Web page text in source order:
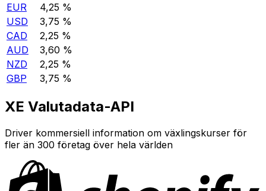
EUR
4,25 %
USD
3,75 %
CAD
2,25 %
AUD
3,60 %
NZD
2,25 %
GBP
3,75 %
XE Valutadata-API
Driver kommersiell information om växlingskurser för
fler än 300 företag över hela världen